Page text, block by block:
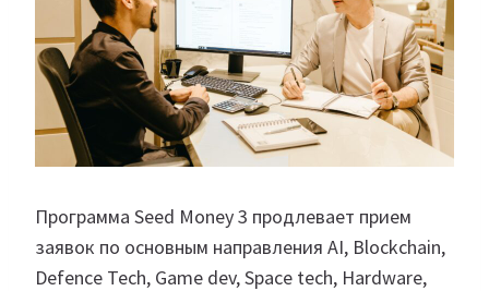
Программа Seed Money 3 продлевает прием
заявок по основным направления AI, Blockchain,
Defence Tech, Game dev, Space tech, Hardware,